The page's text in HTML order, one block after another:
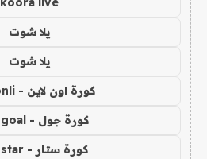
يلا شوت
يلا شوت
كورة اون لاين - kora onli
كورة جول - kora goal
كورة ستار - kora star